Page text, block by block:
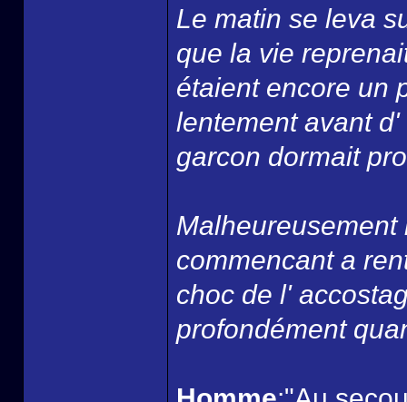
Le matin se leva
que la vie
étaient encore un
lentement avant
garcon dormait
commencant a
choc de l'
profondément